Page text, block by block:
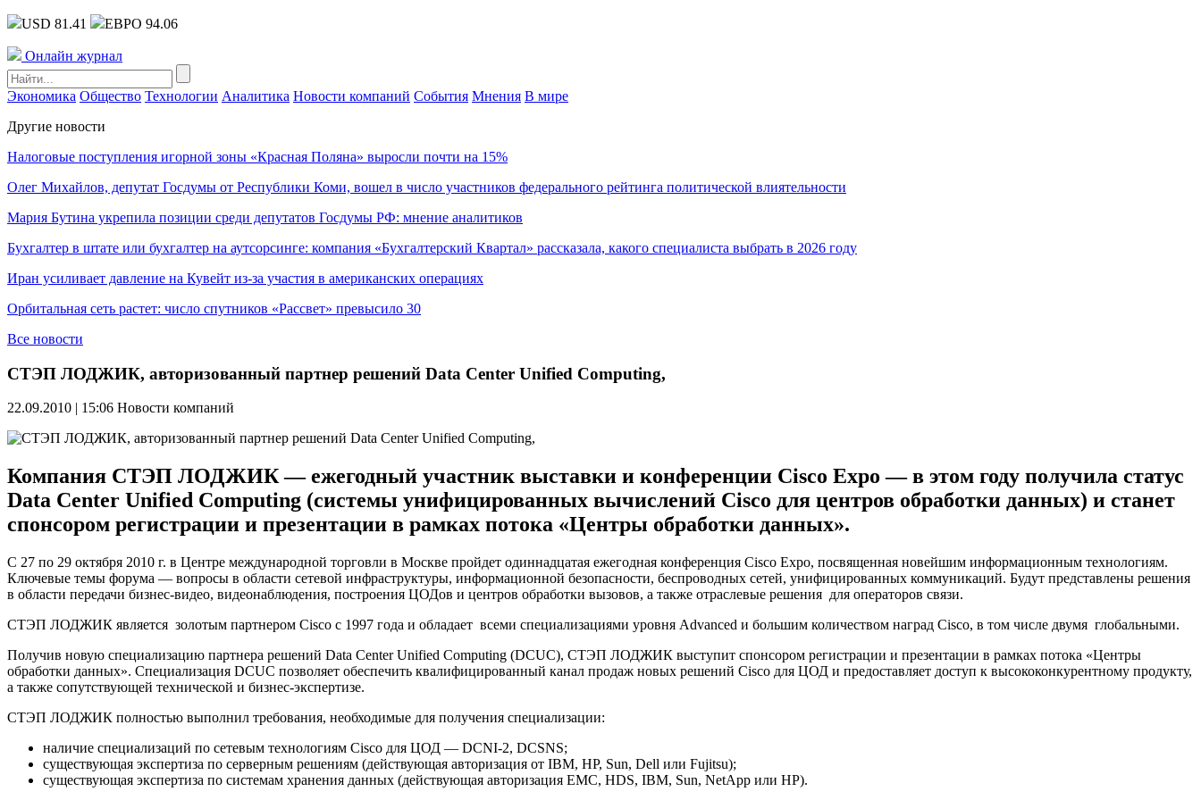
USD 81.41 ЕВРО 94.06
Онлайн журнал
Экономика Общество Технологии Аналитика Новости компаний События Мнения В мире
Другие новости
Налоговые поступления игорной зоны «Красная Поляна» выросли почти на 15%
Олег Михайлов, депутат Госдумы от Республики Коми, вошел в число участников федерального рейтинга политической влиятельности
Мария Бутина укрепила позиции среди депутатов Госдумы РФ: мнение аналитиков
Бухгалтер в штате или бухгалтер на аутсорсинге: компания «Бухгалтерский Квартал» рассказала, какого специалиста выбрать в 2026 году
Иран усиливает давление на Кувейт из-за участия в американских операциях
Орбитальная сеть растет: число спутников «Рассвет» превысило 30
Все новости
СТЭП ЛОДЖИК, авторизованный партнер решений Data Center Unified Computing,
22.09.2010 | 15:06 Новости компаний
Компания СТЭП ЛОДЖИК — ежегодный участник выставки и конференции Cisco Expo — в этом году получила статус
Data Center Unified Computing (системы унифицированных вычислений Cisco для центров обработки данных) и станет
спонсором регистрации и презентации в рамках потока «Центры обработки данных».
С 27 по 29 октября 2010 г. в Центре международной торговли в Москве пройдет одиннадцатая ежегодная конференция Cisco Expo, посвященная новейшим информационным технологиям.
Ключевые темы форума — вопросы в области сетевой инфраструктуры, информационной безопасности, беспроводных сетей, унифицированных коммуникаций. Будут представлены решения
в области передачи бизнес-видео, видеонаблюдения, построения ЦОДов и центров обработки вызовов, а также отраслевые решения для операторов связи.
СТЭП ЛОДЖИК является золотым партнером Cisco с 1997 года и обладает всеми специализациями уровня Advanced и большим количеством наград Cisco, в том числе двумя глобальными.
Получив новую специализацию партнера решений Data Center Unified Computing (DCUC), СТЭП ЛОДЖИК выступит спонсором регистрации и презентации в рамках потока «Центры
обработки данных». Специализация DCUC позволяет обеспечить квалифицированный канал продаж новых решений Cisco для ЦОД и предоставляет доступ к высококонкурентному продукту,
а также сопутствующей технической и бизнес-экспертизе.
СТЭП ЛОДЖИК полностью выполнил требования, необходимые для получения специализации:
наличие специализаций по сетевым технологиям Cisco для ЦОД — DCNI-2, DCSNS;
существующая экспертиза по серверным решениям (действующая авторизация от IBM, HP, Sun, Dell или Fujitsu);
существующая экспертиза по системам хранения данных (действующая авторизация EMC, HDS, IBM, Sun, NetApp или HP).